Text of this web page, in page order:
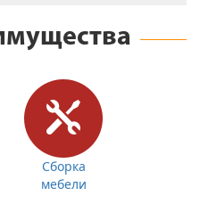
Сборка
мебели